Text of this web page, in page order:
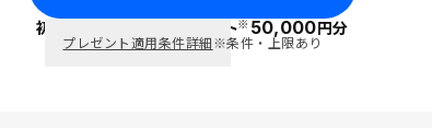
初回面談で ポイント※50,000円分
プレゼント適用条件詳細※条件・上限あり